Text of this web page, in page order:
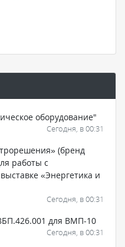
оборудование"
Сегодня, в 00:31
(бренд
работы с
«Энергетика и
Сегодня, в 00:31
для ВМП-10
Сегодня, в 00:31